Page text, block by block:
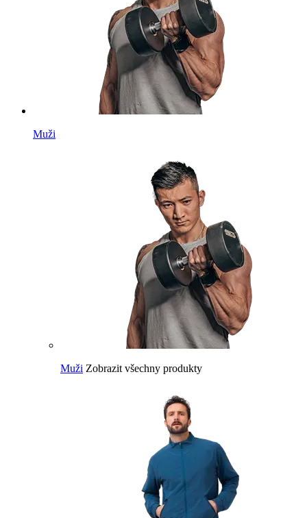
Muži
Muži Zobrazit všechny produkty